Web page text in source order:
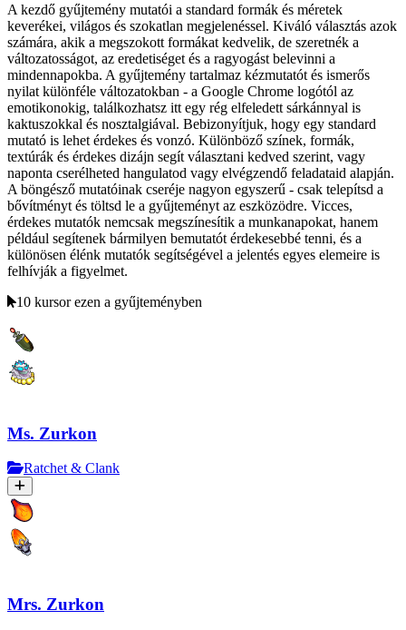
A kezdő gyűjtemény mutatói a standard formák és méretek
keverékei, világos és szokatlan megjelenéssel. Kiváló választás azok
számára, akik a megszokott formákat kedvelik, de szeretnék a
változatosságot, az eredetiséget és a ragyogást belevinni a
mindennapokba. A gyűjtemény tartalmaz kézmutatót és ismerős
nyilat különféle változatokban - a Google Chrome logótól az
emotikonokig, találkozhatsz itt egy rég elfeledett sárkánnyal is
kaktuszokkal és nosztalgiával. Bebizonyítjuk, hogy egy standard
mutató is lehet érdekes és vonzó. Különböző színek, formák,
textúrák és érdekes dizájn segít választani kedved szerint, vagy
naponta cserélheted hangulatod vagy elvégzendő feladataid alapján.
A böngésző mutatóinak cseréje nagyon egyszerű - csak telepítsd a
bővítményt és töltsd le a gyűjteményt az eszközödre. Vicces,
érdekes mutatók nemcsak megszínesítik a munkanapokat, hanem
például segítenek bármilyen bemutatót érdekesebbé tenni, és a
különösen élénk mutatók segítségével a jelentés egyes elemeire is
felhívják a figyelmet.
10 kursor ezen a gyűjteményben
Ms. Zurkon
Ratchet & Clank
Mrs. Zurkon